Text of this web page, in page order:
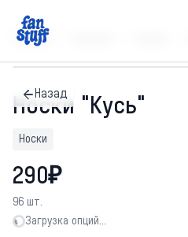
Главная
Назад
Носки "Кусь"
Носки
290₽
96 шт.
Загрузка опций…
Загрузка опций…